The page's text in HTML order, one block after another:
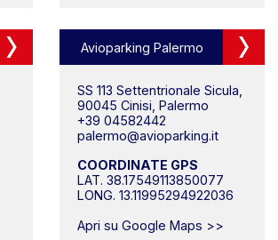
Avioparking Palermo
SS 113 Settentrionale Sicula,
90045 Cinisi, Palermo
+39 04582442
palermo@avioparking.it
COORDINATE GPS
LAT. 38.17549113850077
LONG. 13.11995294922036
Apri su Google Maps >>